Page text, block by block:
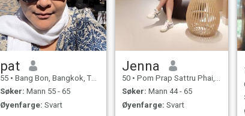
pat
55 • Bang Bon, Bangkok, Thailand
Søker: Mann 55 - 65
Øyenfarge: Svart
Jenna
50 • Pom Prap Sattru Phai, Bangkok, Thailand
Søker: Mann 44 - 65
Øyenfarge: Svart